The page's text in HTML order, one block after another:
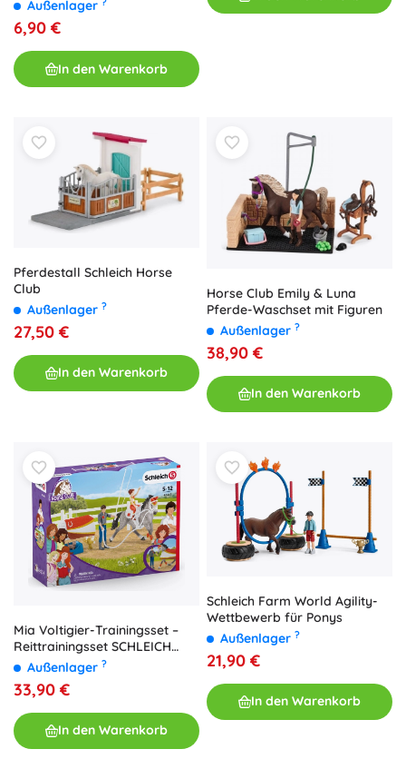
Außenlager
6,90 €
In den Warenkorb
Pferdestall Schleich Horse
Club
Außenlager ?
27,50 €
In den Warenkorb
Horse Club Emily & Luna
Pferde-Waschset mit Figuren
Außenlager ?
38,90 €
In den Warenkorb
Mia Voltigier-Trainingsset –
Reittrainingsset SCHLEICH
Horse Club
Außenlager ?
33,90 €
In den Warenkorb
Schleich Farm World Agility-
Wettbewerb für Ponys
Außenlager ?
21,90 €
In den Warenkorb